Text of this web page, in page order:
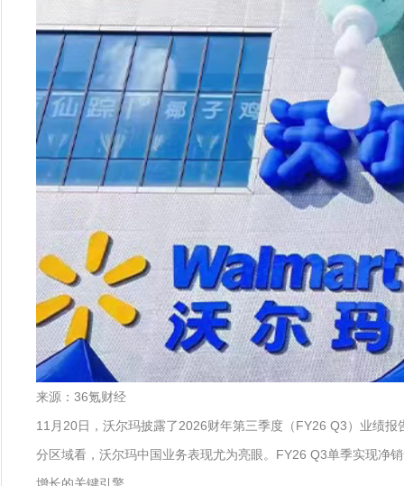
来源：36氪财经
11月20日，沃尔玛披露了2026财年第三季度（FY26 Q3）业绩
分区域看，沃尔玛中国业务表现尤为亮眼。FY26 Q3单季实现净